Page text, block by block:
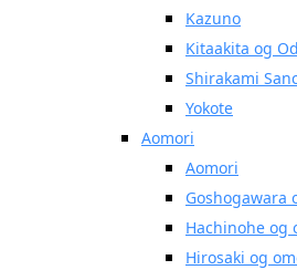
Kazuno
Kitaakita og
Shirakami
Yokote
Aomori
Aomori
Goshogawara
Hachinohe og
Hirosaki og